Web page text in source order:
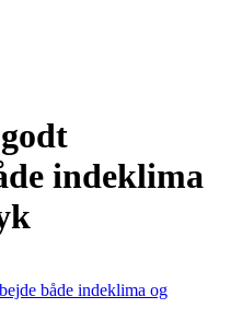
indeklima
både indeklima og